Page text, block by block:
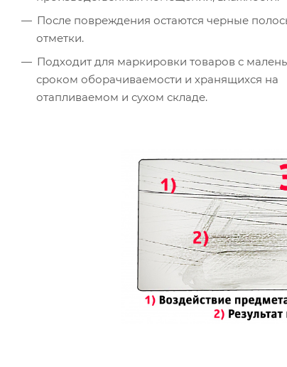
После повреждения остаются черные
отметки.
Подходит для маркировки товаров с
сроком оборачиваемости и хранящихся на
отапливаемом и сухом складе.